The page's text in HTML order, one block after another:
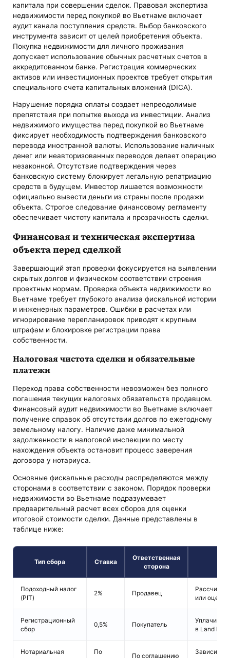
капитала при совершении сделок. Правовая экспертиза
недвижимости перед покупкой во Вьетнаме включает
аудит канала поступления средств. Выбор банковского
инструмента зависит от целей приобретения объекта.
Покупка недвижимости для личного проживания
допускает использование обычных расчетных счетов в
аккредитованном банке. Регистрация коммерческих
активов или инвестиционных проектов требует открытия
специального счета капитальных вложений (DICA).
Нарушение порядка оплаты создает непреодолимые
препятствия при попытке выхода из инвестиции. Анализ
недвижимого имущества перед покупкой во Вьетнаме
фиксирует необходимость подтверждения банковского
перевода иностранной валюты. Использование наличных
денег или неавторизованных переводов делает операцию
незаконной. Отсутствие подтверждения через
банковскую систему блокирует легальную репатриацию
средств в будущем. Инвестор лишается возможности
официально вывести деньги из страны после продажи
объекта. Строгое следование финансовому регламенту
обеспечивает чистоту капитала и прозрачность сделки.
Финансовая и техническая экспертиза
объекта перед сделкой
Завершающий этап проверки фокусируется на выявлении
скрытых долгов и физическом соответствии строения
проектным нормам. Проверка объекта недвижимости во
Вьетнаме требует глубокого анализа фискальной истории
и инженерных параметров. Ошибки в расчетах или
игнорирование перепланировок приводят к крупным
штрафам и блокировке регистрации права
собственности.
Налоговая чистота сделки и обязательные
платежи
Переход права собственности невозможен без полного
погашения текущих налоговых обязательств продавцом.
Финансовый аудит недвижимости во Вьетнаме включает
получение справок об отсутствии долгов по ежегодному
земельному налогу. Наличие даже минимальной
задолженности в налоговой инспекции по месту
нахождения объекта остановит процесс заверения
договора у нотариуса.
Основные фискальные расходы распределяются между
сторонами в соответствии с законом. Порядок проверки
недвижимости во Вьетнаме подразумевает
предварительный расчет всех сборов для оценки
итоговой стоимости сделки. Данные представлены в
таблице ниже:
Тип сбора Ставка
Ответственная
сторона
Подоходный налог
(PIT)
2% Продавец
или
Регистрационный
сбор
0,5% Покупатель
в Land
Нотариальная
По
По соглашению
Зависит